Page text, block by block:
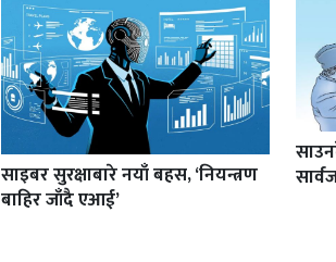
साइबर सुरक्षाबारे नयाँ बहस, ‘नियन्त्रण
बाहिर जाँदै एआई’